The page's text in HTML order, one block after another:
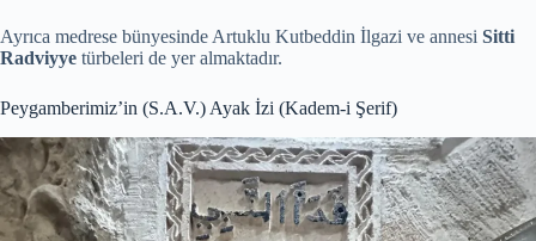
Ayrıca medrese bünyesinde Artuklu Kutbeddin İlgazi ve annesi Sitti
Radviyye türbeleri de yer almaktadır.
Peygamberimiz’in (S.A.V.) Ayak İzi (Kadem-i Şerif)